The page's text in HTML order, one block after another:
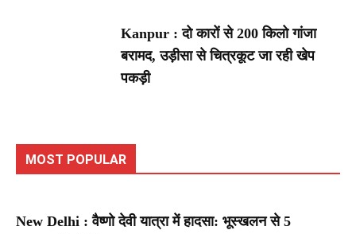
Kanpur : दो कारों से 200 किलो गांजा
बरामद, उड़ीसा से चित्रकूट जा रही खेप
पकड़ी
MOST POPULAR
New Delhi : वैष्णो देवी यात्रा में हादसा: भूस्खलन से 5